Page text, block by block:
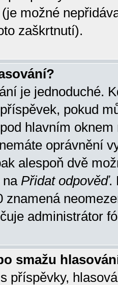
možné
zaškrtnutí).
je jednoduché.
pokud
hlavním oknem
oprávnění
alespoň dvě
na Přidat odpověď.
znamená
administrátor
smažu
příspěvky,